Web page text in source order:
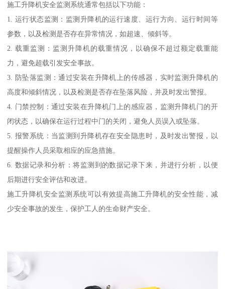
施工升降机安全监测系统通常包括以下功能：
1. 运行状态监测：监测升降机的运行速度、运行方向、运行时间等
参数，以及检测是否存在异常情况，如超速、倾斜等。
2. 载重监测：监测升降机的载重情况，以确保不超过额定载重能
力，避免超载引发安全事故。
3. 防坠落监测：通过安装在升降机上的传感器，实时监测升降机的
高度和倾斜情况，以及检测是否存在坠落风险，并及时发出警报。
4. 门禁控制：通过安装在升降机门上的感应器，监测升降机门的开
闭状态，以确保在运行过程中门的关闭，避免人员误入或坠落。
5. 报警系统：当监测到升降机存在安全隐患时，及时发出警报，以
提醒操作人员采取相应的应急措施。
6. 数据记录和分析：将监测到的数据记录下来，并进行分析，以便
后期进行安全评估和改进。
施工升降机安全监测系统可以有效提高施工升降机的安全性能，减
少安全事故的发生，保护工人的生命财产安全。